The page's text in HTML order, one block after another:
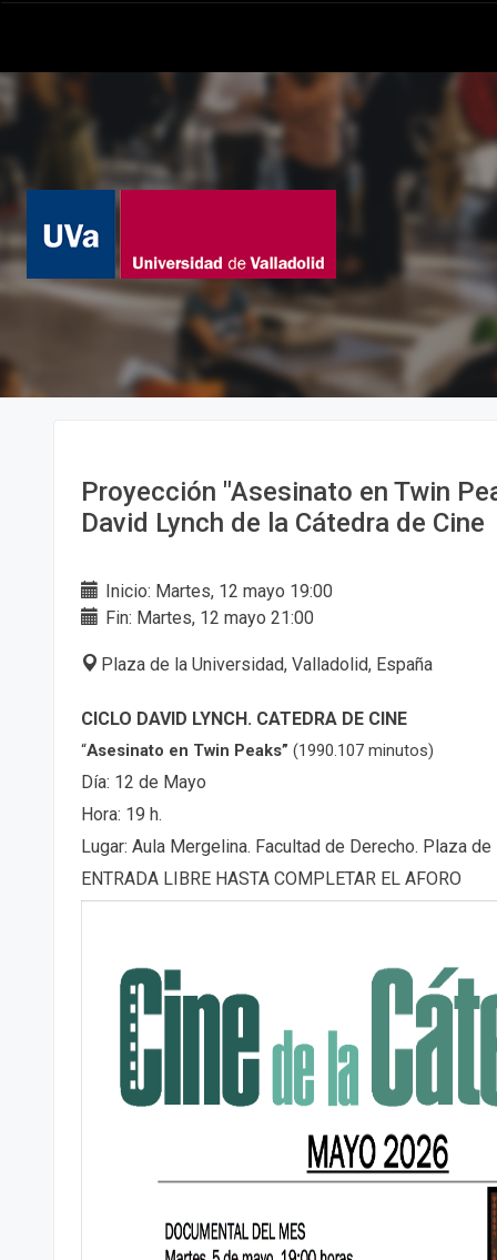
Proyección "Asesinato en Twin
David Lynch de la Cátedra de Cine
Inicio: Martes, 12 mayo 19:00
Fin: Martes, 12 mayo 21:00
Plaza de la Universidad, Valladolid, España
CICLO DAVID LYNCH. CATEDRA DE CINE
“Asesinato en Twin Peaks” (1990.107 minutos)
Día: 12 de Mayo
Hora: 19 h.
Lugar: Aula Mergelina. Facultad de Derecho. Plaza
ENTRADA LIBRE HASTA COMPLETAR EL AFORO